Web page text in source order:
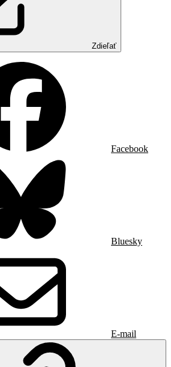
Zdieľať
Facebook
Bluesky
E-mail